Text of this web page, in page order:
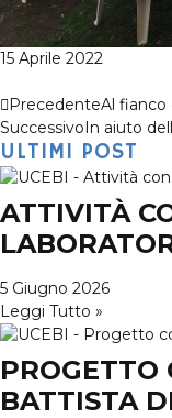
15 Aprile 2022
PrecedenteAl fianco
SuccessivoIn aiuto
ULTIMI POST
ATTIVITÀ
5 Giugno 2026
Leggi Tutto »
PROGETTO
BATTISTA